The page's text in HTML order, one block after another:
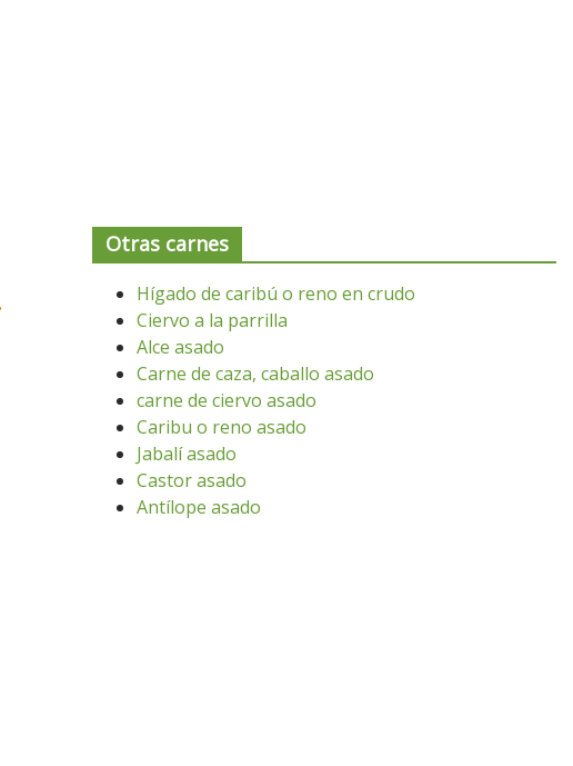
Otras carnes
Hígado de caribú o reno en crudo
Ciervo a la parrilla
Alce asado
Carne de caza, caballo asado
carne de ciervo asado
Caribu o reno asado
Jabalí asado
Castor asado
Antílope asado